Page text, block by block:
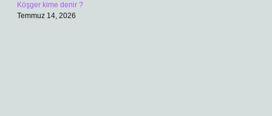
Köşger kime denir ?
Temmuz 14, 2026